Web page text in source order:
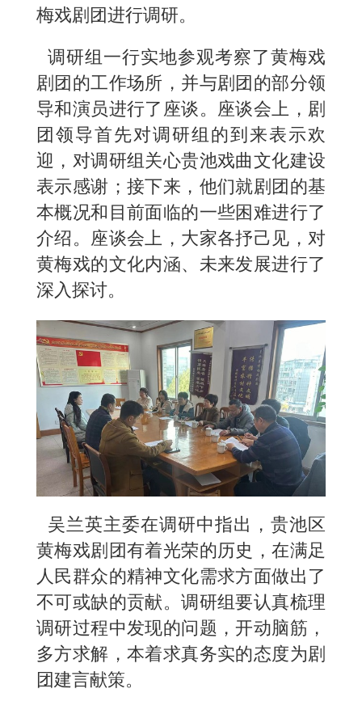
梅戏剧团进行调研。
调研组一行实地参观考察了黄梅戏
剧团的工作场所，并与剧团的部分领
导和演员进行了座谈。座谈会上，剧
团领导首先对调研组的到来表示欢
迎，对调研组关心贵池戏曲文化建设
表示感谢；接下来，他们就剧团的基
本概况和目前面临的一些困难进行了
介绍。座谈会上，大家各抒己见，对
黄梅戏的文化内涵、未来发展进行了
深入探讨。
吴兰英主委在调研中指出，贵池区
黄梅戏剧团有着光荣的历史，在满足
人民群众的精神文化需求方面做出了
不可或缺的贡献。调研组要认真梳理
调研过程中发现的问题，开动脑筋，
多方求解，本着求真务实的态度为剧
团建言献策。